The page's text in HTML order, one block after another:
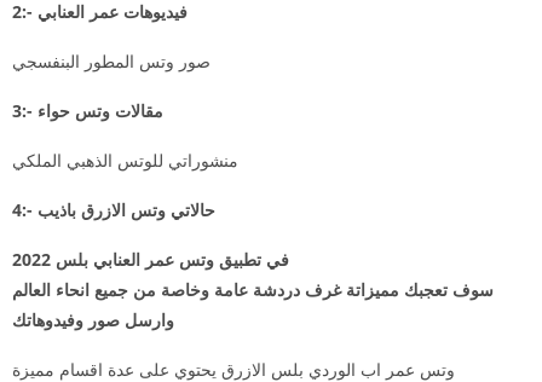
2:- فيديوهات عمر العنابي
صور وتس المطور البنفسجي
3:- مقالات وتس حواء
منشوراتي للوتس الذهبي الملكي
4:- حالاتي وتس الازرق باذيب
في تطبيق وتس عمر العنابي بلس 2022
سوف تعجبك مميزاتة غرف دردشة عامة وخاصة من جميع انحاء العالم
وارسل صور وفيدوهاتك
وتس عمر اب الوردي بلس الازرق يحتوي على عدة اقسام مميزة